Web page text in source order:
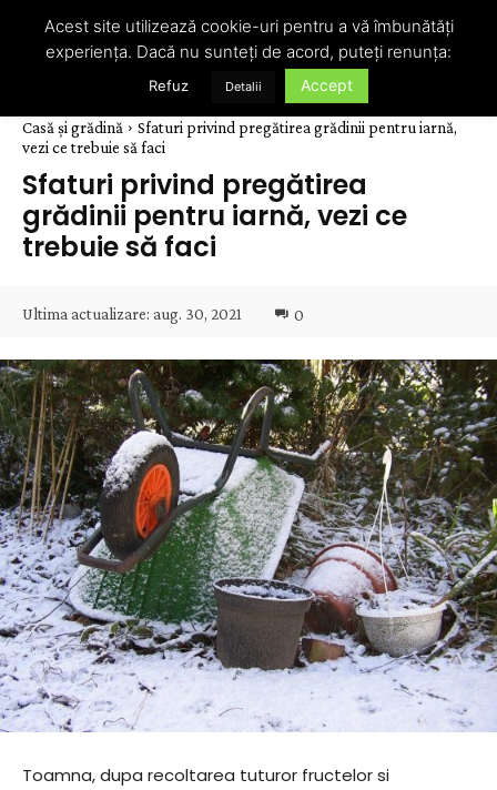
Casă și grădină
Sfaturi privind pregătirea grădinii pentru iarnă,
vezi ce trebuie să faci
Sfaturi privind pregătirea
grădinii pentru iarnă, vezi ce
trebuie să faci
Ultima actualizare: aug. 30, 2021 0
Toamna, dupa recoltarea tuturor fructelor si
Acest site utilizează cookie-uri pentru a vă îmbunătăți
experiența. Dacă nu sunteți de acord, puteți renunța:
Refuz Detalii Accept